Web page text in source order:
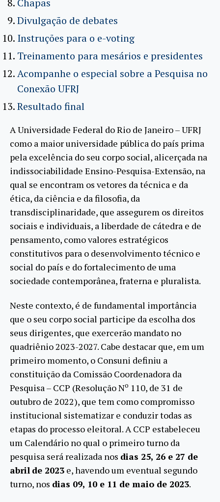
Chapas
Divulgação de debates
Instruções para o e-voting
Treinamento para mesários e presidentes
Acompanhe o especial sobre a Pesquisa no
Conexão UFRJ
Resultado final
A Universidade Federal do Rio de Janeiro – UFRJ
como a maior universidade pública do país prima
pela excelência do seu corpo social, alicerçada na
indissociabilidade Ensino-Pesquisa-Extensão, na
qual se encontram os vetores da técnica e da
ética, da ciência e da filosofia, da
transdisciplinaridade, que assegurem os direitos
sociais e individuais, a liberdade de cátedra e de
pensamento, como valores estratégicos
constitutivos para o desenvolvimento técnico e
social do país e do fortalecimento de uma
sociedade contemporânea, fraterna e pluralista.
Neste contexto, é de fundamental importância
que o seu corpo social participe da escolha dos
seus dirigentes, que exercerão mandato no
quadriênio 2023-2027. Cabe destacar que, em um
primeiro momento, o Consuni definiu a
constituição da Comissão Coordenadora da
Pesquisa – CCP (Resolução No 110, de 31 de
outubro de 2022), que tem como compromisso
institucional sistematizar e conduzir todas as
etapas do processo eleitoral. A CCP estabeleceu
um Calendário no qual o primeiro turno da
pesquisa será realizada nos dias 25, 26 e 27 de
abril de 2023 e, havendo um eventual segundo
turno, nos dias 09, 10 e 11 de maio de 2023.